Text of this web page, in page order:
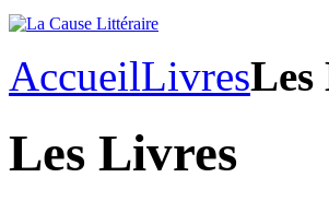
AccueilLivresLes
Les Livres